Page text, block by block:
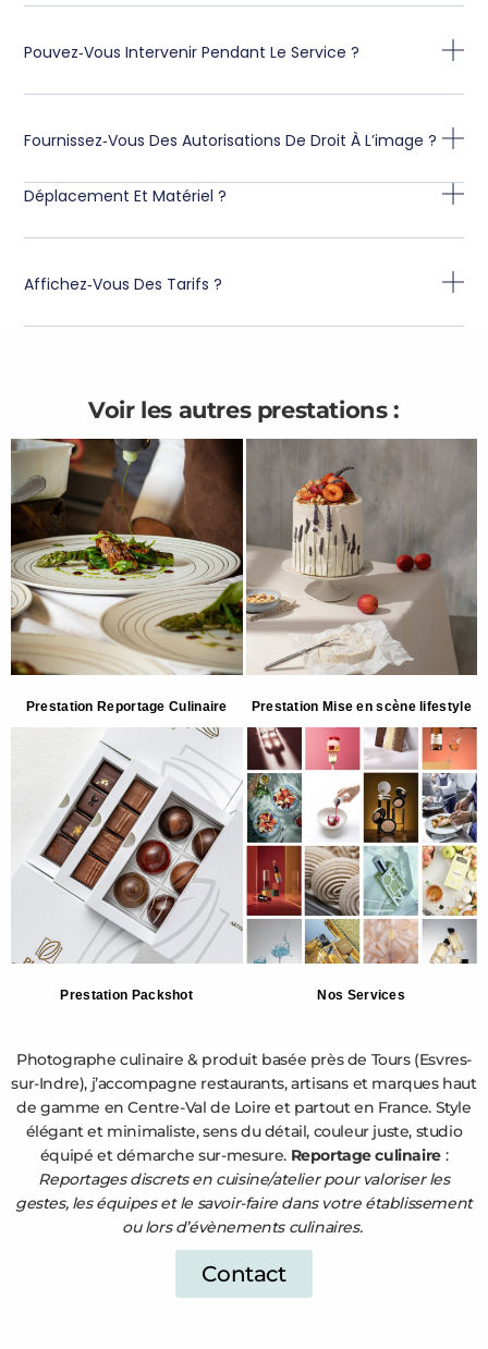
Pouvez‑vous Intervenir Pendant Le Service ?
Fournissez‑vous Des Autorisations De Droit À L’image ?
Déplacement Et Matériel ?
Affichez‑vous Des Tarifs ?
Voir les autres prestations :
Prestation Reportage Culinaire Prestation Mise en scène lifestyle
Prestation Packshot Nos Services
Photographe culinaire & produit basée près de Tours (Esvres-
sur-Indre), j’accompagne restaurants, artisans et marques haut
de gamme en Centre-Val de Loire et partout en France. Style
élégant et minimaliste, sens du détail, couleur juste, studio
équipé et démarche sur-mesure. Reportage culinaire:
Reportages discrets en cuisine/atelier pour valoriser les
gestes, les équipes et le savoir-faire dans votre établissement
ou lors d’évènements culinaires.
Contact